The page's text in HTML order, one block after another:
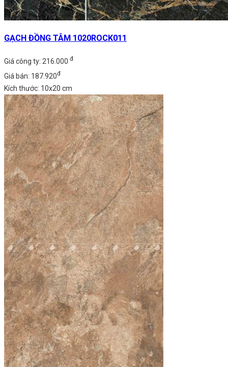
GẠCH ĐỒNG TÂM 1020ROCK011
Giá công ty: 216.000 đ
Giá bán: 187.920đ
Kích thước: 10x20 cm